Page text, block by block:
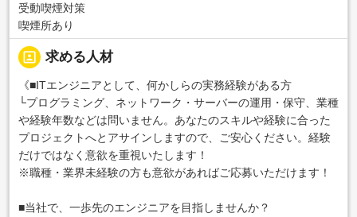
受動喫煙対策
喫煙所あり
portrait 求める人材
《■ITエンジニアとして、何かしらの実務経験がある方
└プログラミング、ネットワーク・サーバーの運用・保守、業種
や経験年数などは問いません。あなたのスキルや経験に合った
プロジェクトへとアサインしますので、ご安心ください。経験
だけではなく意欲を重視いたします！
※職種・業界未経験の方も意欲があればご応募いただけます！
■当社で、一歩先のエンジニアを目指しませんか？